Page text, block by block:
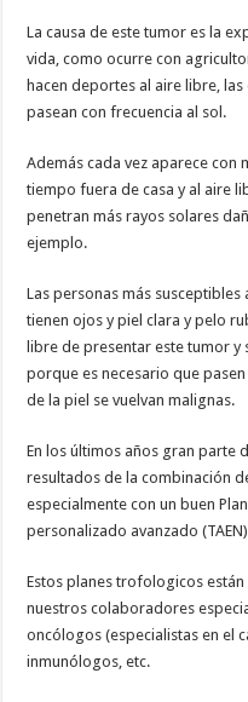
La causa de este tumor es la
vida, como ocurre con
hacen deportes al aire libre,
pasean con frecuencia al sol.
Además cada vez aparece con
tiempo fuera de casa y al aire
penetran más rayos solares
ejemplo.
Las personas más
tienen ojos y piel clara y pelo
libre de presentar este tumor y
porque es necesario que
de la piel se vuelvan malignas.
En los últimos años gran parte
resultados de la combinación
especialmente con un buen
personalizado avanzado
Estos planes trofologicos
nuestros colaboradores
oncólogos (especialistas en el
inmunólogos, etc.